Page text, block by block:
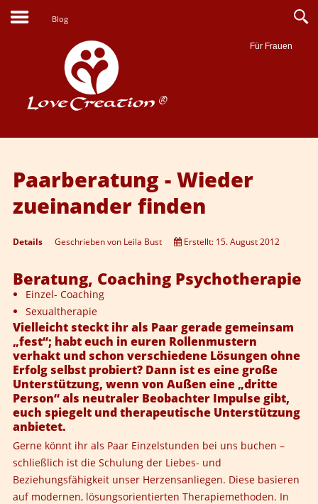
Blog
Für Frauen
Suche
Paarberatung - Wieder
zueinander finden
Details Geschrieben von Leila Bust Erstellt: 15. August 2012
Beratung, Coaching Psychotherapie
Einzel- Coaching
Sexualtherapie
Vielleicht steckt ihr als Paar gerade gemeinsam
„fest“; habt euch in euren Rollenmustern
verhakt und schon verschiedene Lösungen ohne
Erfolg selbst probiert? Dann ist es eine große
Unterstützung, wenn von Außen eine „dritte
Person“ als neutraler Beobachter Impulse gibt,
euch spiegelt und therapeutische Unterstützung
anbietet.
Gerne könnt ihr als Paar Einzelstunden bei uns buchen –
schließlich ist die Schulung der Liebes- und
Beziehungsfähigkeit unser Herzensanliegen. Diese basieren
auf modernen, lösungsorientierten Therapiemethoden. In